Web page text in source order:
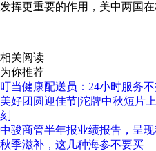
发挥更重要的作用，美中两国
相关阅读
为你推荐
叮当健康配送员：24小时服务
美好团圆迎佳节|沱牌中秋短片
刻
中骏商管半年报业绩报告，呈
秋季滋补，这几种海参不要买